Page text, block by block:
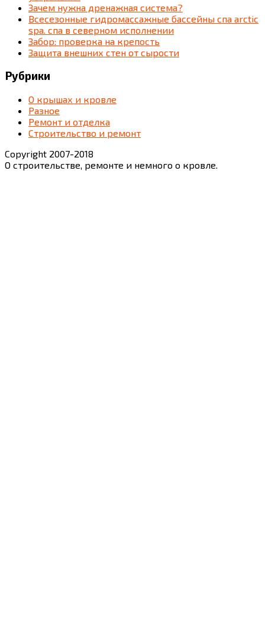
Зачем нужна дренажная система?
Всесезонные гидромассажные бассейны спа arctic
spa. спа в северном исполнении
Забор: проверка на крепость
Защита внешних стен от сырости
Рубрики
О крышах и кровле
Разное
Ремонт и отделка
Строительство и ремонт
Copyright 2007-2018
О строительстве, ремонте и немного о кровле.